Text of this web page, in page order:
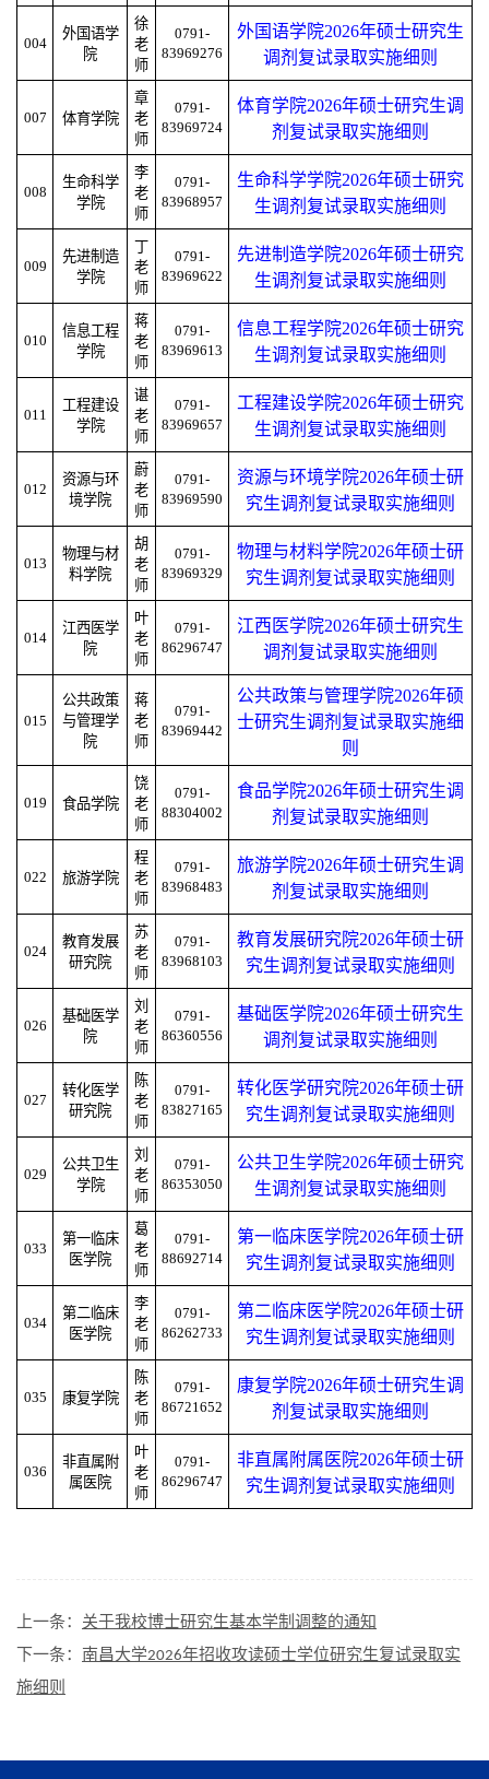
004
外国语学
院
徐
老
师
0791-
83969276
外国语学院2026年硕士研究生
调剂复试录取实施细则
007 体育学院
章
老
师
0791-
83969724
体育学院2026年硕士研究生调
剂复试录取实施细则
008
生命科学
学院
李
老
师
0791-
83968957
生命科学学院2026年硕士研究
生调剂复试录取实施细则
009
先进制造
学院
丁
老
师
0791-
83969622
先进制造学院2026年硕士研究
生调剂复试录取实施细则
010
信息工程
学院
蒋
老
师
0791-
83969613
信息工程学院2026年硕士研究
生调剂复试录取实施细则
011
工程建设
学院
谌
老
师
0791-
83969657
工程建设学院2026年硕士研究
生调剂复试录取实施细则
012
资源与环
境学院
蔚
老
师
0791-
83969590
资源与环境学院2026年硕士研
究生调剂复试录取实施细则
013
物理与材
料学院
胡
老
师
0791-
83969329
物理与材料学院2026年硕士研
究生调剂复试录取实施细则
014
江西医学
院
叶
老
师
0791-
86296747
江西医学院2026年硕士研究生
调剂复试录取实施细则
015
公共政策
与管理学
院
蒋
老
师
0791-
83969442
公共政策与管理学院2026年硕
士研究生调剂复试录取实施细
则
019 食品学院
饶
老
师
0791-
88304002
食品学院2026年硕士研究生调
剂复试录取实施细则
022 旅游学院
程
老
师
0791-
83968483
旅游学院2026年硕士研究生调
剂复试录取实施细则
024
教育发展
研究院
苏
老
师
0791-
83968103
教育发展研究院2026年硕士研
究生调剂复试录取实施细则
026
基础医学
院
刘
老
师
0791-
86360556
基础医学院2026年硕士研究生
调剂复试录取实施细则
027
转化医学
研究院
陈
老
师
0791-
83827165
转化医学研究院2026年硕士研
究生调剂复试录取实施细则
029
公共卫生
学院
刘
老
师
0791-
86353050
公共卫生学院2026年硕士研究
生调剂复试录取实施细则
033
第一临床
医学院
葛
老
师
0791-
88692714
第一临床医学院2026年硕士研
究生调剂复试录取实施细则
034
第二临床
医学院
李
老
师
0791-
86262733
第二临床医学院2026年硕士研
究生调剂复试录取实施细则
035 康复学院
陈
老
师
0791-
86721652
康复学院2026年硕士研究生调
剂复试录取实施细则
036
非直属附
属医院
叶
老
师
0791-
86296747
非直属附属医院2026年硕士研
究生调剂复试录取实施细则
上一条： 关于我校博士研究生基本学制调整的通知
下一条： 南昌大学2026年招收攻读硕士学位研究生复试录取实
施细则